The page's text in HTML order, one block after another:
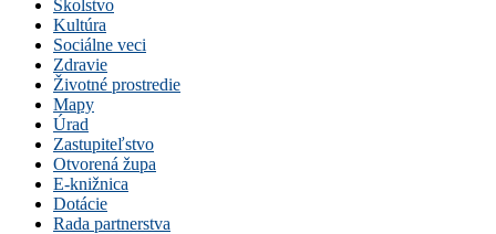
Školstvo
Kultúra
Sociálne veci
Zdravie
Životné prostredie
Mapy
Úrad
Zastupiteľstvo
Otvorená župa
E-knižnica
Dotácie
Rada partnerstva